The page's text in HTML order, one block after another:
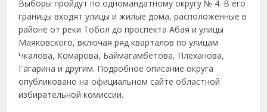
Выборы пройдут по одномандатному округу № 4. В его
границы входят улицы и жилые дома, расположенные в
районе от реки Тобол до проспекта Абая и улицы
Маяковского, включая ряд кварталов по улицам
Чкалова, Комарова, Баймагамбетова, Плеханова,
Гагарина и другим. Подробное описание округа
опубликовано на официальном сайте областной
избирательной комиссии.